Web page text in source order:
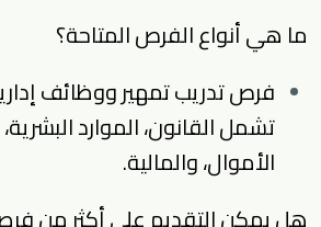
ما هي أنواع الفرص المتاحة؟
فرص تدريب تمهير ووظائف
تشمل القانون، الموارد
الأموال، والمالية.
هل يمكن التقديم على أكثر من